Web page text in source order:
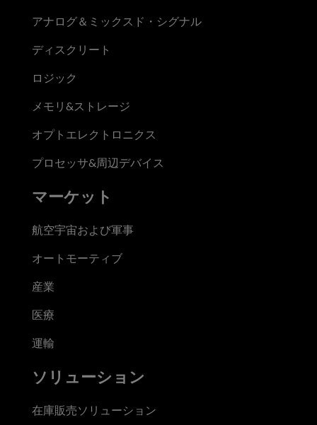
アナログ＆ミックスド・シグナル
ディスクリート
ロジック
メモリ&ストレージ
オプトエレクトロニクス
プロセッサ&周辺デバイス
マーケット
航空宇宙および軍事
オートモーティブ
産業
医療
運輸
ソリューション
在庫販売ソリューション